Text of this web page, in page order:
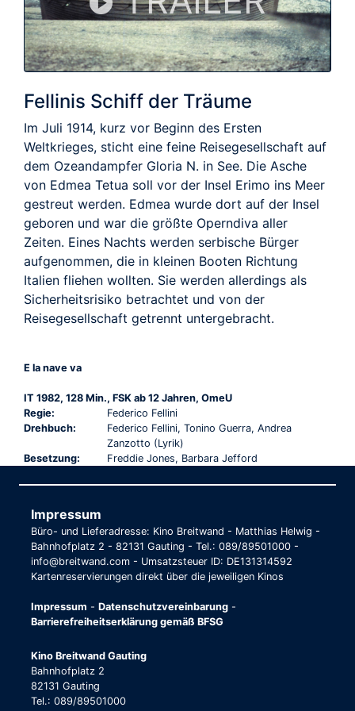
Fellinis Schiff der Träume
Im Juli 1914, kurz vor Beginn des Ersten
Weltkrieges, sticht eine feine Reisegesellschaft auf
dem Ozeandampfer Gloria N. in See. Die Asche
von Edmea Tetua soll vor der Insel Erimo ins Meer
gestreut werden. Edmea wurde dort auf der Insel
geboren und war die größte Operndiva aller
Zeiten. Eines Nachts werden serbische Bürger
aufgenommen, die in kleinen Booten Richtung
Italien fliehen wollten. Sie werden allerdings als
Sicherheitsrisiko betrachtet und von der
Reisegesellschaft getrennt untergebracht.
E la nave va
IT 1982, 128 Min., FSK ab 12 Jahren, OmeU
Regie:
Federico Fellini
Drehbuch:
Federico Fellini, Tonino Guerra, Andrea
Zanzotto (Lyrik)
Besetzung:
Freddie Jones, Barbara Jefford
Impressum
Büro- und Lieferadresse: Kino Breitwand - Matthias Helwig -
Bahnhofplatz 2 - 82131 Gauting - Tel.: 089/89501000 -
info@breitwand.com - Umsatzsteuer ID: DE131314592
Kartenreservierungen direkt über die jeweiligen Kinos
Impressum - Datenschutzvereinbarung -
Barrierefreiheitserklärung gemäß BFSG
Kino Breitwand Gauting
Bahnhofplatz 2
82131 Gauting
Tel.: 089/89501000